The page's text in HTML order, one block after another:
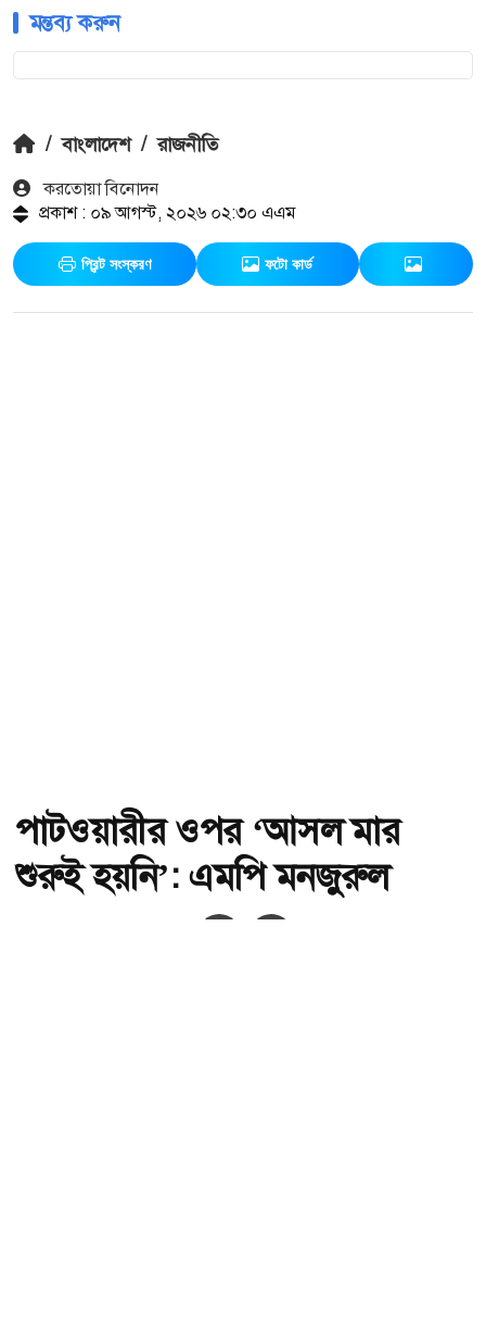
মন্তব্য করুন
/ বাংলাদেশ / রাজনীতি
করতোয়া বিনোদন
প্রকাশ : ০৯ আগস্ট, ২০২৬ ০২:৩০ এএম
প্রিন্ট সংস্করণ ফটো কার্ড
পাটওয়ারীর ওপর ‘আসল মার
শুরুই হয়নি’: এমপি মনজুরুল